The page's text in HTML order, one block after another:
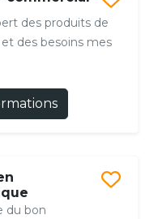
des produits de
des besoins mes
du bon